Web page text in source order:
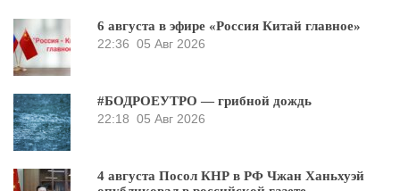
6 августа в эфире «Россия Китай главное»
22:36 05 Авг 2026
#БОДРОЕУТРО — грибной дождь
22:18 05 Авг 2026
4 августа Посол КНР в РФ Чжан Ханьхуэй